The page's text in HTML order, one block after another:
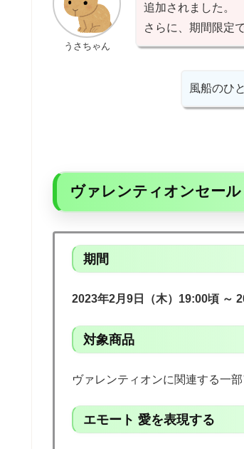
うさちゃん
追加されました。
さらに、期間限定
風船のひ
ヴァレンティオンセール
期間
2023年2月9日（木）19:00頃 ～
対象商品
ヴァレンティオンに関連する一
エモート 愛を表現する